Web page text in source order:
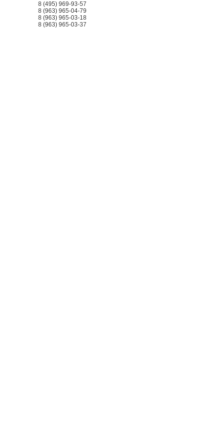
8 (495) 969-93-57
8 (963) 965-04-79
8 (963) 965-03-18
8 (963) 965-03-37